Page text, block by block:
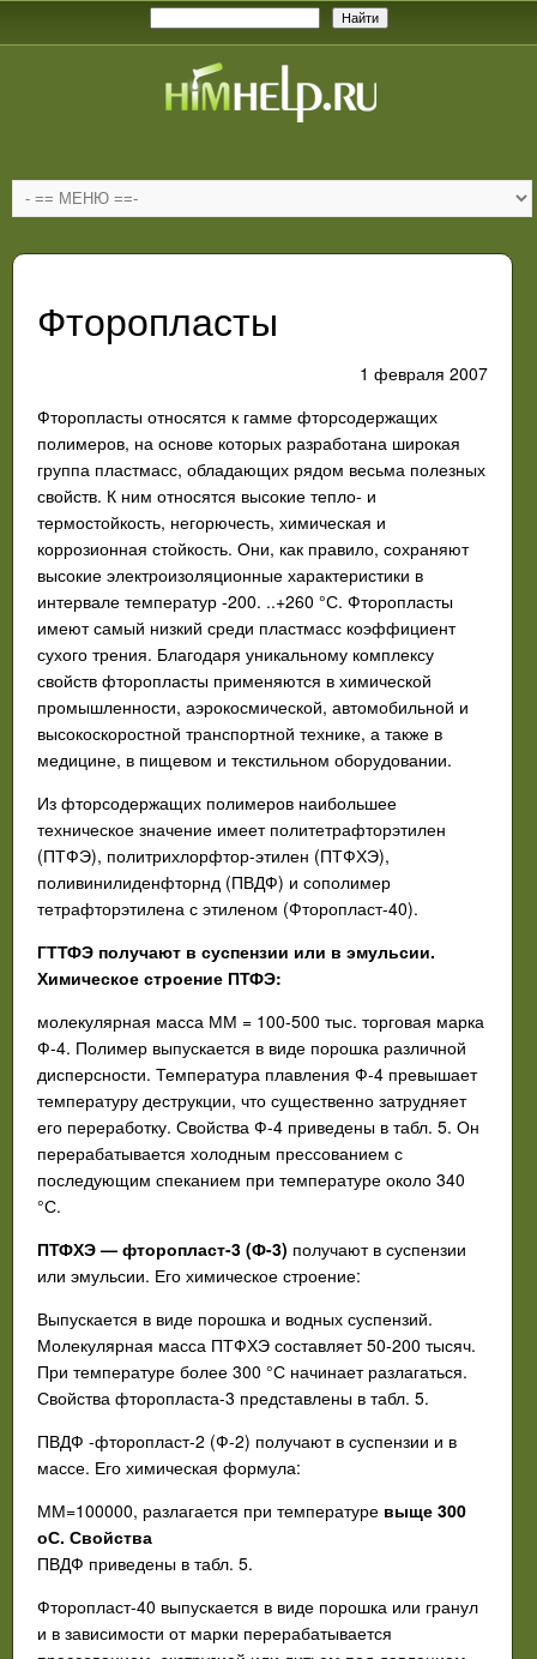
Фторопласты
1 февраля 2007
Фторопласты относятся к гамме фторсодержащих
полимеров, на основе которых разработана широкая
группа пластмасс, обладающих рядом весьма полезных
свойств. К ним относятся высокие тепло- и
термостойкость, негорючесть, химическая и
коррозионная стойкость. Они, как правило, сохраняют
высокие электроизоляционные характеристики в
интервале температур -200. ..+260 °С. Фторопласты
имеют самый низкий среди пластмасс коэффициент
сухого трения. Благодаря уникальному комплексу
свойств фторопласты применяются в химической
промышленности, аэрокосмической, автомобильной и
высокоскоростной транспортной технике, а также в
медицине, в пищевом и текстильном оборудовании.
Из фторсодержащих полимеров наибольшее
техническое значение имеет политетрафторэтилен
(ПТФЭ), политрихлорфтор-этилен (ПТФХЭ),
поливинилиденфторнд (ПВДФ) и сополимер
тетрафторэтилена с этиленом (Фторопласт-40).
ГТТФЭ получают в суспензии или в эмульсии.
Химическое строение ПТФЭ:
молекулярная масса ММ = 100-500 тыс. торговая марка
Ф-4. Полимер выпускается в виде порошка различной
дисперсности. Температура плавления Ф-4 превышает
температуру деструкции, что существенно затрудняет
его переработку. Свойства Ф-4 приведены в табл. 5. Он
перерабатывается холодным прессованием с
последующим спеканием при температуре около 340
°С.
ПТФХЭ — фторопласт-3 (Ф-3) получают в суспензии
или эмульсии. Его химическое строение:
Выпускается в виде порошка и водных суспензий.
Молекулярная масса ПТФХЭ составляет 50-200 тысяч.
При температуре более 300 °С начинает разлагаться.
Свойства фторопласта-3 представлены в табл. 5.
ПВДФ -фторопласт-2 (Ф-2) получают в суспензии и в
массе. Его химическая формула:
ММ=100000, разлагается при температуре выще 300
оС. Свойства
ПВДФ приведены в табл. 5.
Фторопласт-40 выпускается в виде порошка или гранул
и в зависимости от марки перерабатывается